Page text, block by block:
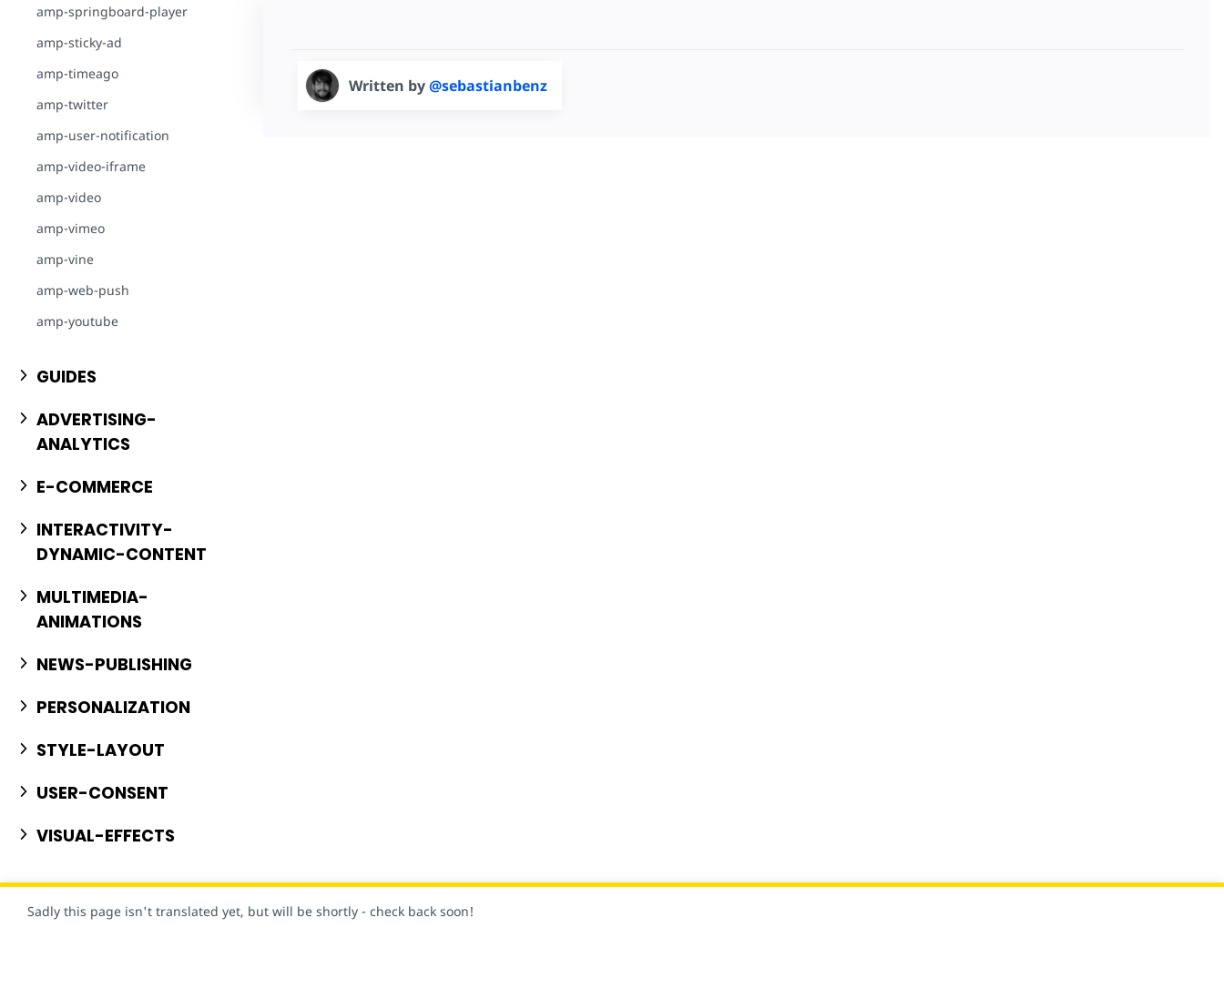
amp-springboard-player
amp-sticky-ad
amp-timeago
amp-twitter
amp-user-notification
amp-video-iframe
amp-video
amp-vimeo
amp-vine
amp-web-push
amp-youtube
GUIDES
ADVERTISING-
ANALYTICS
E-COMMERCE
INTERACTIVITY-
DYNAMIC-CONTENT
MULTIMEDIA-
ANIMATIONS
NEWS-PUBLISHING
PERSONALIZATION
STYLE-LAYOUT
USER-CONSENT
VISUAL-EFFECTS
Written by@sebastianbenz
Sadly this page isn't translated yet, but will be shortly - check back soon!